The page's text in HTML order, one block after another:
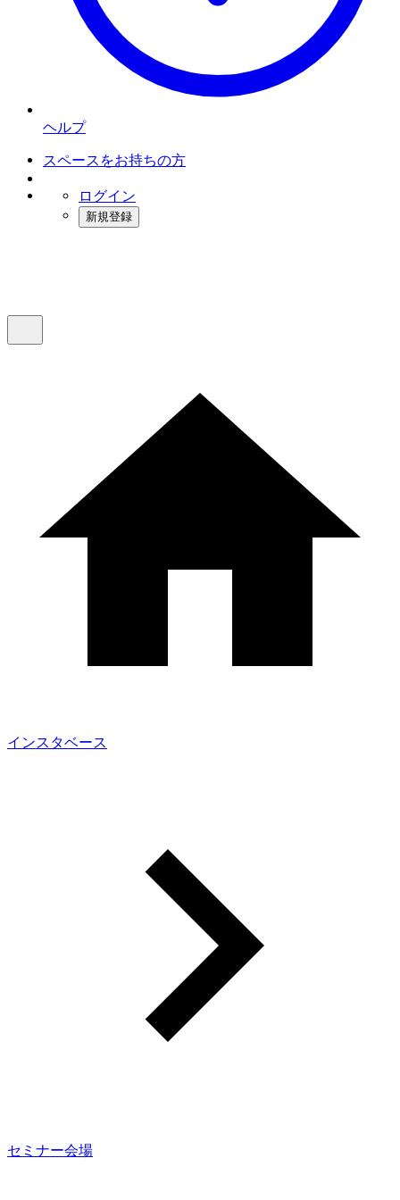
ヘルプ
スペースをお持ちの方
ログイン
新規登録
インスタベース
セミナー会場